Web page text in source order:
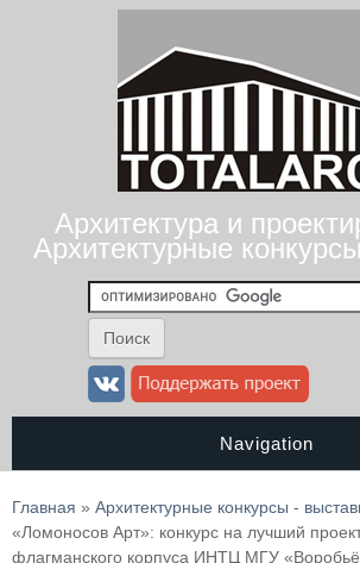
Архитектура и
Архитектурные
Navigation
Вы здесь
Главная » Архитектурные конкурсы -
«Ломоносов Арт»: конкурс на лучший
флагманского корпуса ИНТЦ МГУ